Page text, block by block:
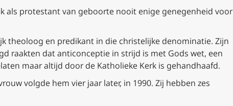
als protestant van geboorte nooit enige genegenheid voor
theoloog en predikant in die christelijke denominatie. Zijn
raakten dat anticonceptie in strijd is met Gods wet, een
maar altijd door de Katholieke Kerk is gehandhaafd.
volgde hem vier jaar later, in 1990. Zij hebben zes